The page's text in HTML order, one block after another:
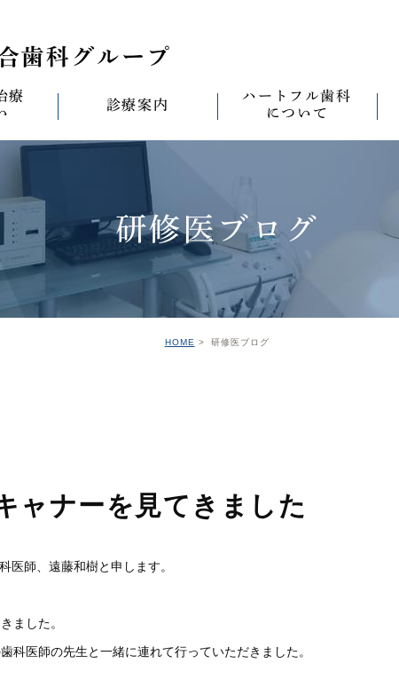
療
ルセラミック治
ントへの思い
正装置（イン
思い
診療案内
診療案内一覧
セラミック治療 ワンデイジルコニア
無菌化根管治療 予防・メンテナンス
インプラント オールオン4
ハートフル歯科
について
ハートフルの治療
院内設備
ハートフル歯科
グループ院の案内
研修医ブログ
HOME 研修医ブログ
ャナーを見てきました
医師、遠藤和樹と申します。
ました。
科医師の先生と一緒に連れて行っていただきました。